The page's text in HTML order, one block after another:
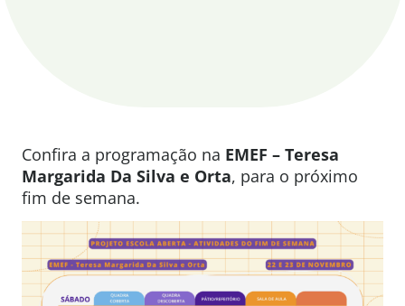
Confira a programação na EMEF – Teresa
Margarida Da Silva e Orta, para o próximo
fim de semana.